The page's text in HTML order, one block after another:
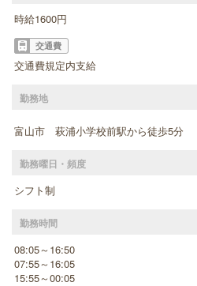
時給1600円
交通費
交通費規定内支給
勤務地
富山市 萩浦小学校前駅から徒歩5分
勤務曜日・頻度
シフト制
勤務時間
08:05～16:50
07:55～16:05
15:55～00:05